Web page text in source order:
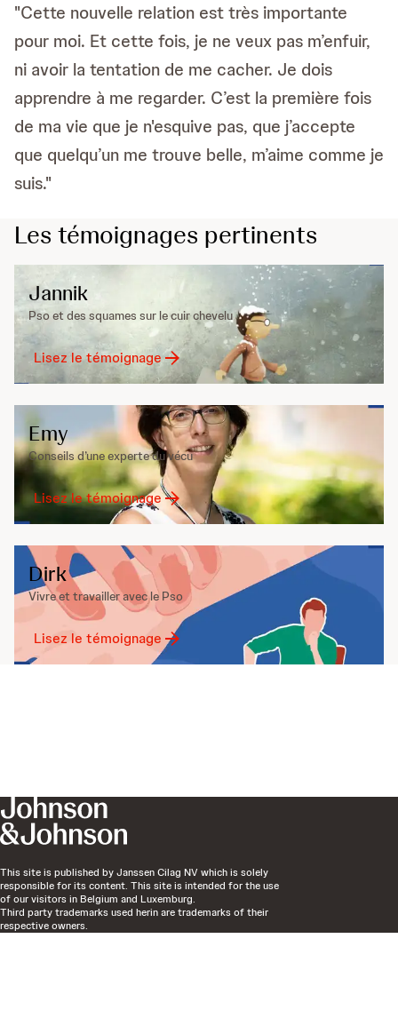
"Cette nouvelle relation est très importante
pour moi. Et cette fois, je ne veux pas m’enfuir,
ni avoir la tentation de me cacher. Je dois
apprendre à me regarder. C’est la première fois
de ma vie que je n'esquive pas, que j’accepte
que quelqu’un me trouve belle, m’aime comme je
suis."
Les témoignages pertinents
Jannik
Pso et des squames sur le cuir chevelu
Lisez le témoignage
Emy
Conseils d’une experte du vécu
Lisez le témoignage
Dirk
Vivre et travailler avec le Pso
Lisez le témoignage
This site is published by Janssen Cilag NV which is solely
responsible for its content. This site is intended for the use
of our visitors in Belgium and Luxemburg.
Third party trademarks used herin are trademarks of their
respective owners.